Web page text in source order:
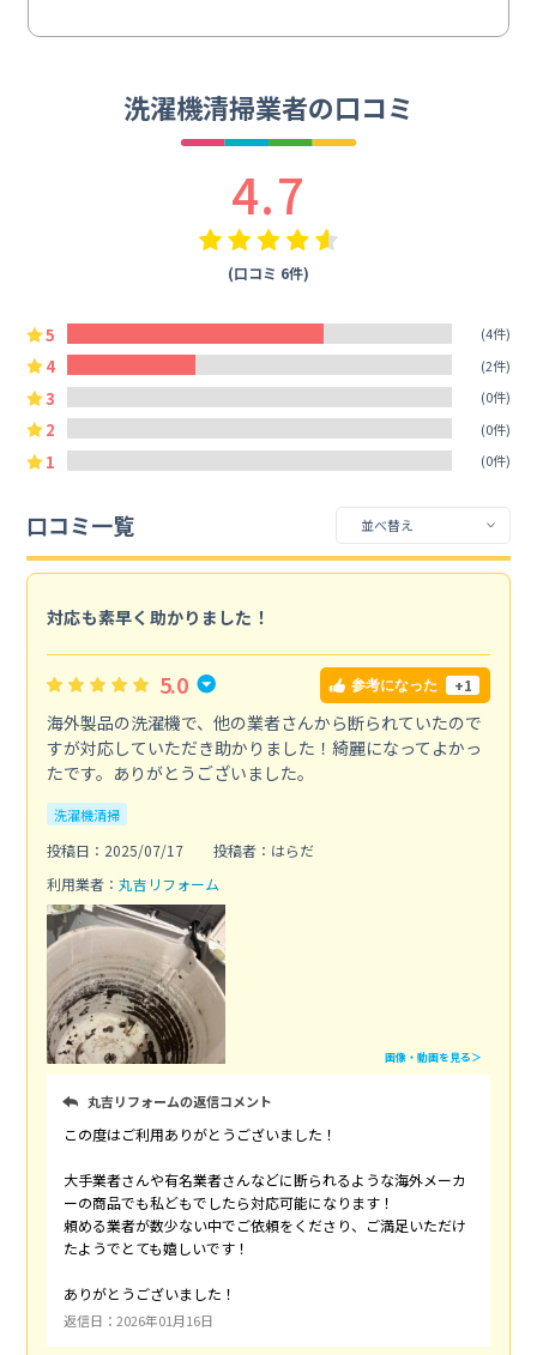
洗濯機清掃業者の口コミ
4.7
(口コミ 6件)
5 (4件)
4 (2件)
3 (0件)
2 (0件)
1 (0件)
口コミ一覧
対応も素早く助かりました！
5.0 参考になった +1
海外製品の洗濯機で、他の業者さんから断られていたので
すが対応していただき助かりました！綺麗になってよかっ
たです。ありがとうございました。
洗濯機清掃
投稿日：2025/07/17
投稿者：はらだ
利用業者： 丸吉リフォーム
画像・動画を見る＞
丸吉リフォームの返信コメント
この度はご利用ありがとうございました！
大手業者さんや有名業者さんなどに断られるような海外メーカ
ーの商品でも私どもでしたら対応可能になります！
頼める業者が数少ない中でご依頼をくださり、ご満足いただけ
たようでとても嬉しいです！
ありがとうございました！
返信日：2026年01月16日